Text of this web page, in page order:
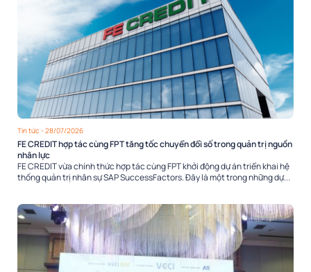
Tin tức - 28/07/2026
FE CREDIT hợp tác cùng FPT tăng tốc chuyển đổi số trong quản trị nguồn
nhân lực
FE CREDIT vừa chính thức hợp tác cùng FPT khởi động dự án triển khai hệ
thống quản trị nhân sự SAP SuccessFactors. Đây là một trong những dự...